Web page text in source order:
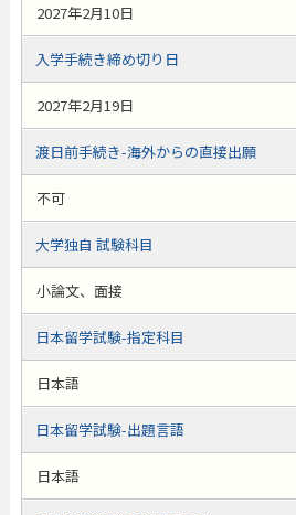
2027年2月10日
入学手続き締め切り日
2027年2月19日
渡日前手続き-海外からの直接出願
不可
大学独自 試験科目
小論文、面接
日本留学試験-指定科目
日本語
日本留学試験-出題言語
日本語